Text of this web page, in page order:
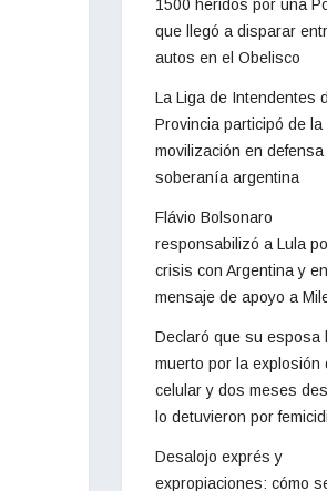
1500 heridos por una
que llegó a disparar
autos en el Obelisco
La Liga de Intendentes
Provincia participó de la
movilización en
soberanía argentina
Flávio Bolsonaro
responsabilizó a Lula
crisis con Argentina y
mensaje de apoyo a
Declaró que su esposa
muerto por la explosión
celular y dos meses
lo detuvieron por
Desalojo exprés y
expropiaciones: cómo